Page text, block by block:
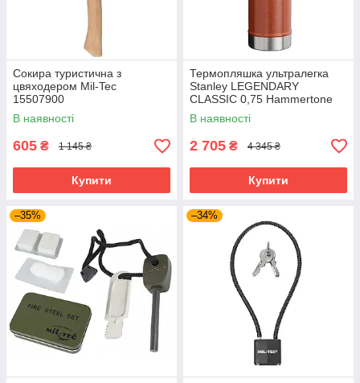
Сокира туристична з
цвяходером Mil-Tec
15507900
В наявності
605 ₴ 1 145 ₴
Купити
Термопляшка ультралегка
Stanley LEGENDARY
CLASSIC 0,75 Hammertone
Clay 10-01612-065
В наявності
2 705 ₴ 4 345 ₴
Купити
–35% –34%